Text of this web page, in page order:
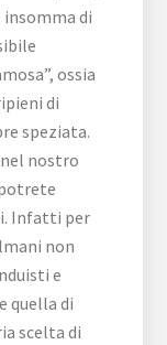
di
ossia
di
speziata.
nostro
Infatti per
non
e
quella di
scelta di